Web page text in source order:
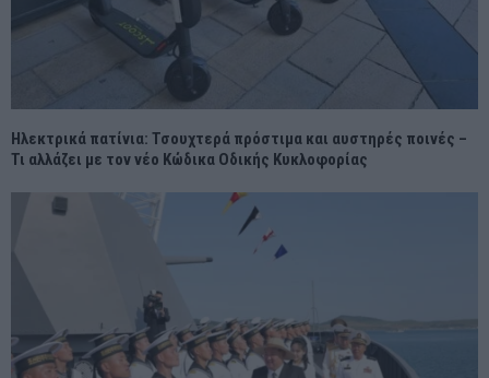
Ηλεκτρικά πατίνια: Τσουχτερά πρόστιμα και αυστηρές ποινές –
Τι αλλάζει με τον νέο Κώδικα Οδικής Κυκλοφορίας